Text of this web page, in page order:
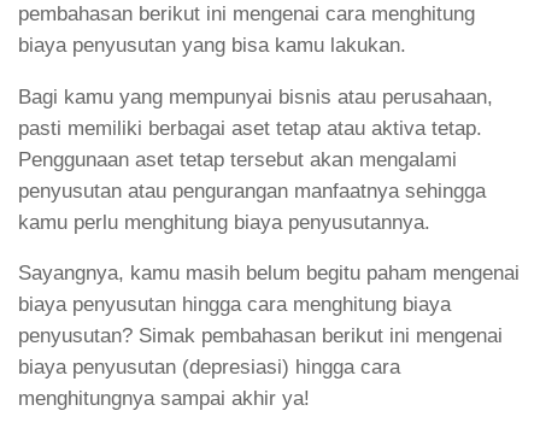
pembahasan berikut ini mengenai cara menghitung
biaya penyusutan yang bisa kamu lakukan.
Bagi kamu yang mempunyai bisnis atau perusahaan,
pasti memiliki berbagai aset tetap atau aktiva tetap.
Penggunaan aset tetap tersebut akan mengalami
penyusutan atau pengurangan manfaatnya sehingga
kamu perlu menghitung biaya penyusutannya.
Sayangnya, kamu masih belum begitu paham mengenai
biaya penyusutan hingga cara menghitung biaya
penyusutan? Simak pembahasan berikut ini mengenai
biaya penyusutan (depresiasi) hingga cara
menghitungnya sampai akhir ya!